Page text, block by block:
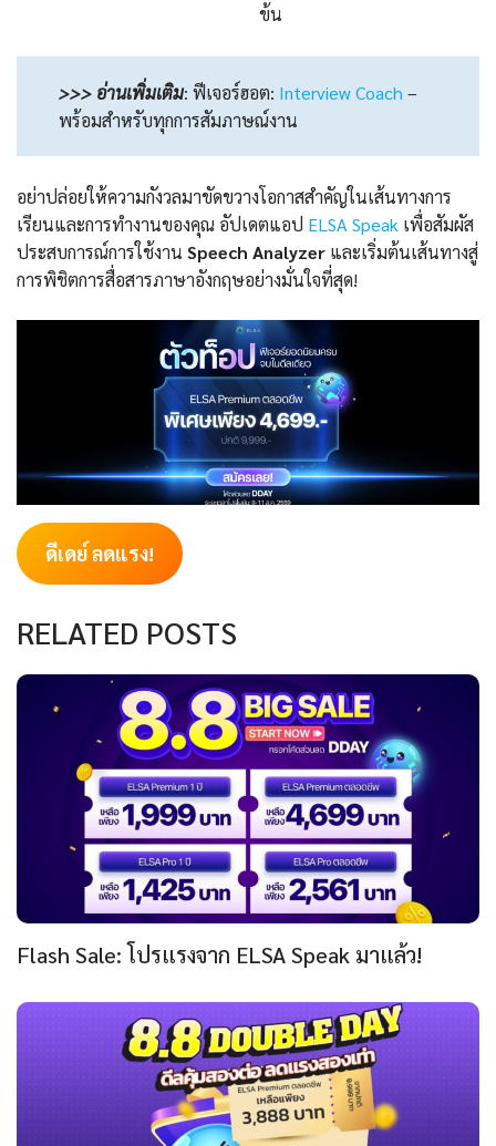
ข้น
>>> อ่านเพิ่มเติม: ฟีเจอร์ฮอต: Interview Coach –
พร้อมสำหรับทุกการสัมภาษณ์งาน
อย่าปล่อยให้ความกังวลมาขัดขวางโอกาสสำคัญในเส้นทางการ
เรียนและการทำงานของคุณ อัปเดตแอป ELSA Speak เพื่อสัมผัส
ประสบการณ์การใช้งาน Speech Analyzer และเริ่มต้นเส้นทางสู่
การพิชิตการสื่อสารภาษาอังกฤษอย่างมั่นใจที่สุด!
ดีเดย์ ลดแรง!
RELATED POSTS
Flash Sale: โปรแรงจาก ELSA Speak มาแล้ว!